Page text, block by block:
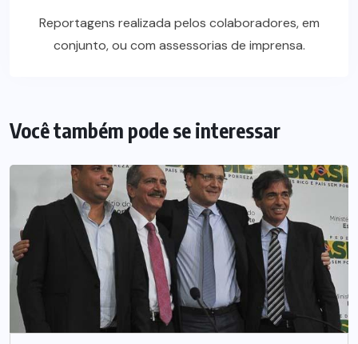
Reportagens realizada pelos colaboradores, em
conjunto, ou com assessorias de imprensa.
Você também pode se interessar